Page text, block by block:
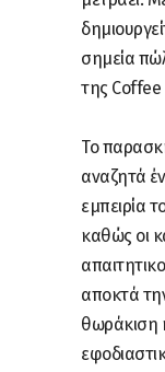
σημεία
της Coffee
Το
αναζητά
εμπειρία
καθώς οι
αποκτά
θωράκιση